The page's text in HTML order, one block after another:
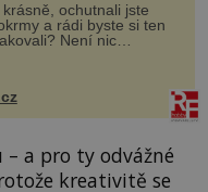
ochutnali jste
a rádi byste si ten
Není nic
(10 porcí)
ochutnali na dovolené v
a pro ty odvážné
kreativitě se